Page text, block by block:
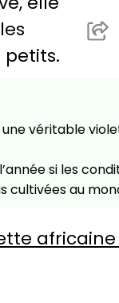
véritable
si les
cultivées au
africaine